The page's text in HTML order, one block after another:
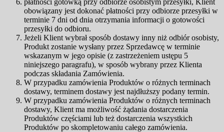
obowiązany jest dokonać płatności przy odbiorze przesyłki w
terminie 7 dni od dnia otrzymania informacji o gotowości
przesyłki do odbioru.
Jeżeli Klient wybrał sposób dostawy inny niż odbiór osobisty,
Produkt zostanie wysłany przez Sprzedawcę w terminie
wskazanym w jego opisie (z zastrzeżeniem ustępu 5
niniejszego paragrafu), w sposób wybrany przez Klienta
podczas składania Zamówienia.
W przypadku zamówienia Produktów o różnych terminach
dostawy, terminem dostawy jest najdłuższy podany termin.
W przypadku zamówienia Produktów o różnych terminach
dostawy, Klient ma możliwość żądania dostarczenia
Produktów częściami lub też dostarczenia wszystkich
Produktów po skompletowaniu całego zamówienia.